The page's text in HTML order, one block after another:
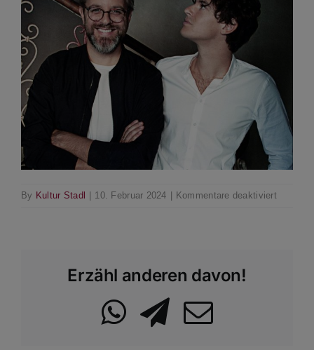
By Kultur Stadl 10. Februar 2024 Kommentare deaktiviertfür
Erzähl anderen davon!
WhatsApp
Telegram
Email